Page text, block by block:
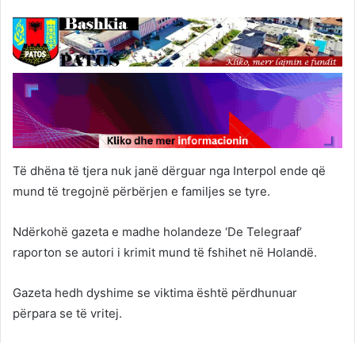
Të dhëna të tjera nuk janë dërguar nga Interpol ende që
mund të tregojnë përbërjen e familjes se tyre.
Ndërkohë gazeta e madhe holandeze ‘De Telegraaf’
raporton se autori i krimit mund të fshihet në Holandë.
Gazeta hedh dyshime se viktima është përdhunuar
përpara se të vritej.